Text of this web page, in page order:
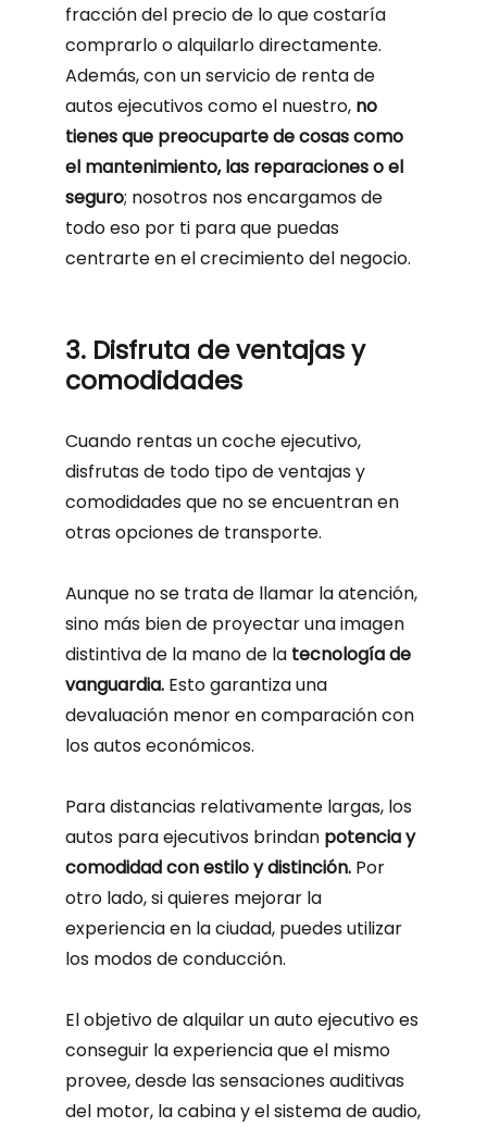
fracción del precio de lo que costaría
comprarlo o alquilarlo directamente.
Además, con un servicio de renta de
autos ejecutivos como el nuestro, no
tienes que preocuparte de cosas como
el mantenimiento, las reparaciones o el
seguro; nosotros nos encargamos de
todo eso por ti para que puedas
centrarte en el crecimiento del negocio.
3. Disfruta de ventajas y
comodidades
Cuando rentas un coche ejecutivo,
disfrutas de todo tipo de ventajas y
comodidades que no se encuentran en
otras opciones de transporte.
Aunque no se trata de llamar la atención,
sino más bien de proyectar una imagen
distintiva de la mano de latecnología de
vanguardia.Esto garantiza una
devaluación menor en comparación con
los autos económicos.
Para distancias relativamente largas, los
autos para ejecutivos brindan potencia y
comodidad con estilo y distinción. Por
otro lado, si quieres mejorar la
experiencia en la ciudad, puedes utilizar
los modos de conducción.
El objetivo de alquilar un auto ejecutivo es
conseguir la experiencia que el mismo
provee, desde las sensaciones auditivas
del motor, la cabina y el sistema de audio,